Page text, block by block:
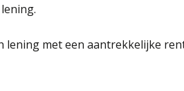
lening met een aantrekkelijke